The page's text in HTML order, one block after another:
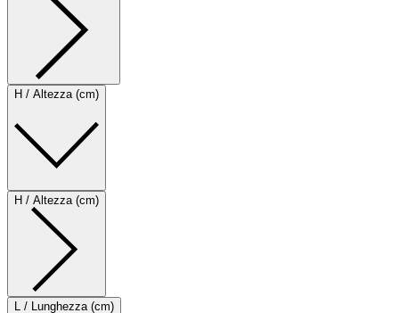
H / Altezza (cm)
H / Altezza (cm)
L / Lunghezza (cm)